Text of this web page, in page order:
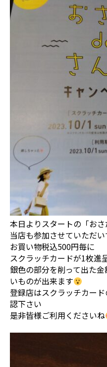
本日よりスタートの「おさ
当店も参加させていただい
お買い物税込500円毎に
スクラッチカードが1枚進
銀色の部分を削って出た
いものが出来ます
登録店はスクラッチカー
認下さい
是非皆様ご利用くださいね